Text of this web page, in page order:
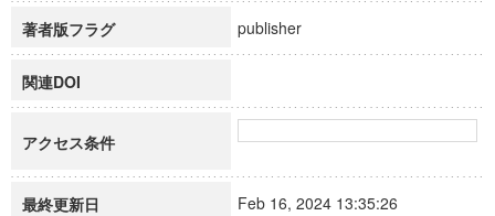
著者版フラグ publisher
関連DOI
アクセス条件
最終更新日 Feb 16, 2024 13:35:26